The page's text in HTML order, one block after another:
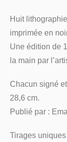
Huit
imprimée en
Une édition de
la main par
Chacun signé
28,6 cm.
Publié par :
Tirages